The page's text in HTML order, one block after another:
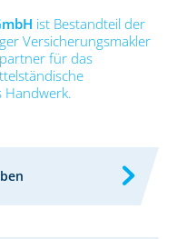
ist Bestandteil der
Versicherungsmakler
für das
Handwerk.